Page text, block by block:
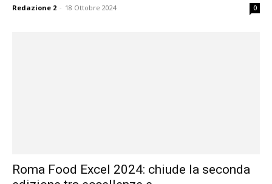
Redazione 2 - 18 Ottobre 2024 0
Roma Food Excel 2024: chiude la seconda